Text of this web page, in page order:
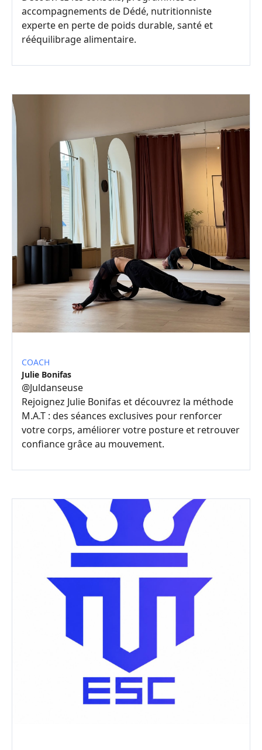
accompagnements de Dédé, nutritionniste
experte en perte de poids durable, santé et
rééquilibrage alimentaire.
COACH
Julie Bonifas
@Juldanseuse
Rejoignez Julie Bonifas et découvrez la méthode
M.A.T : des séances exclusives pour renforcer
votre corps, améliorer votre posture et retrouver
confiance grâce au mouvement.